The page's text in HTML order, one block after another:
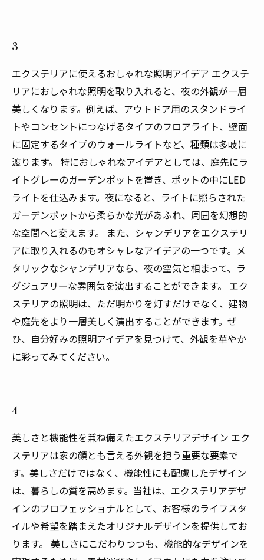
3
エクステリアに使えるおしゃれな照明アイデア エクステ
リアにおしゃれな照明を取り入れると、夜の外観が一層
美しくなります。例えば、アウトドア用のスタンドライ
トやコンセントにつなげるタイプのフロアライト、壁面
に固定するタイプのウォールライトなど、種類は多岐に
渡ります。 特におしゃれなアイデアとしては、庭先にラ
イトグレーのガーデンポットを置き、ポットの中にLED
ライトを仕込みます。夜になると、ライトに照らされた
ガーデンポットから柔らかな光があふれ、周囲を幻想的
な空間へと変えます。 また、シャンデリアをエクステリ
アに取り入れるのもオシャレなアイデアの一つです。メ
タリックなシャンデリアなら、夜の空気と相まって、ラ
グジュアリーな雰囲気を演出することができます。 エク
ステリアの照明は、ただ明かりを灯すだけでなく、建物
や庭先をより一層美しく演出することができます。ぜ
ひ、自分好みの照明アイデアを見つけて、外観を華やか
に彩ってみてください。
4
美しさと機能性を兼ね備えたエクステリアデザイン エク
ステリアは家の顔とも言える外観を担う重要な要素で
す。美しさだけではなく、機能性にも配慮したデザイン
は、暮らしの質を高めます。当社は、エクステリアデザ
インのプロフェッショナルとして、お客様のライフスタ
イルや希望を踏まえたオリジナルデザインを提供してお
ります。 美しさにこだわりつつも、機能的なデザインを